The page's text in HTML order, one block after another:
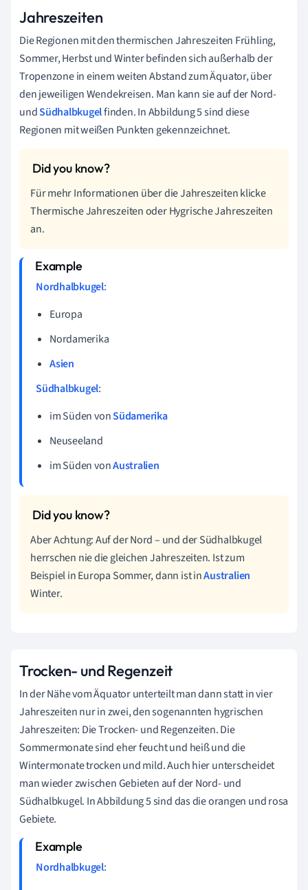
Jahreszeiten
Die Regionen mit den thermischen Jahreszeiten Frühling,
Sommer, Herbst und Winter befinden sich außerhalb der
Tropenzone in einem weiten Abstand zum Äquator, über
den jeweiligen Wendekreisen. Man kann sie auf der Nord-
undSüdhalbkugelfinden. In Abbildung 5 sind diese
Regionen mit weißen Punkten gekennzeichnet.
Für mehr Informationen über die Jahreszeiten klicke
Thermische Jahreszeiten oder Hygrische Jahreszeiten
an.
Nordhalbkugel:
Europa
Nordamerika
Asien
Südhalbkugel:
im Süden vonSüdamerika
Neuseeland
im Süden vonAustralien
Aber Achtung: Auf der Nord – und der Südhalbkugel
herrschen nie die gleichen Jahreszeiten. Ist zum
Beispiel in Europa Sommer, dann ist inAustralien
Winter.
Trocken- und Regenzeit
In der Nähe vom Äquator unterteilt man dann statt in vier
Jahreszeiten nur in zwei, den sogenannten hygrischen
Jahreszeiten: Die Trocken- und Regenzeiten. Die
Sommermonate sind eher feucht und heiß und die
Wintermonate trocken und mild. Auch hier unterscheidet
man wieder zwischen Gebieten auf der Nord- und
Südhalbkugel. In Abbildung 5 sind das die orangen und rosa
Gebiete.
Nordhalbkugel: